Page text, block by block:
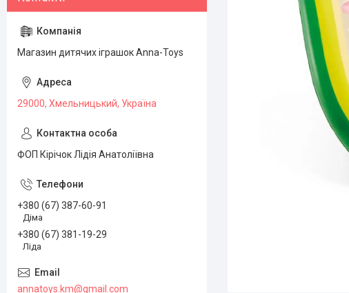
Магазин дитячих іграшок Anna-Toys
29000, Хмельницький, Україна
ФОП Кірічок Лідія Анатоліївна
+380 (67) 387-60-91
Діма
+380 (67) 381-19-29
Ліда
annatoys.km@gmail.com